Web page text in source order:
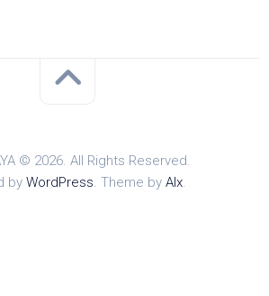
© 2026. All Rights Reserved.
by WordPress. Theme by Alx.